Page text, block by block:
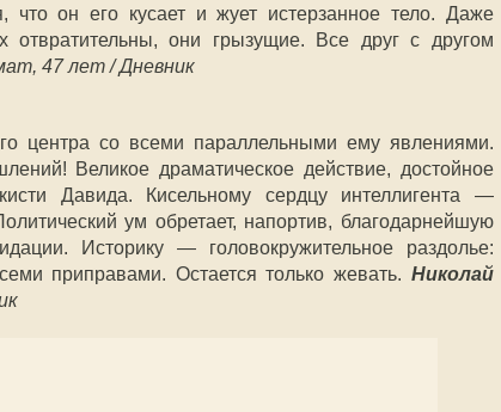
что он его кусает и жует истерзанное тело. Даже
отвратительны, они грызущие. Все друг с другом
47 лет / Дневник
центра со всеми параллельными ему явлениями.
Великое драматическое действие, достойное
Давида. Кисельному сердцу интеллигента —
ум обретает, напортив, благодарнейшую
Историку — головокружительное раздолье:
приправами. Остается только жевать. Николай